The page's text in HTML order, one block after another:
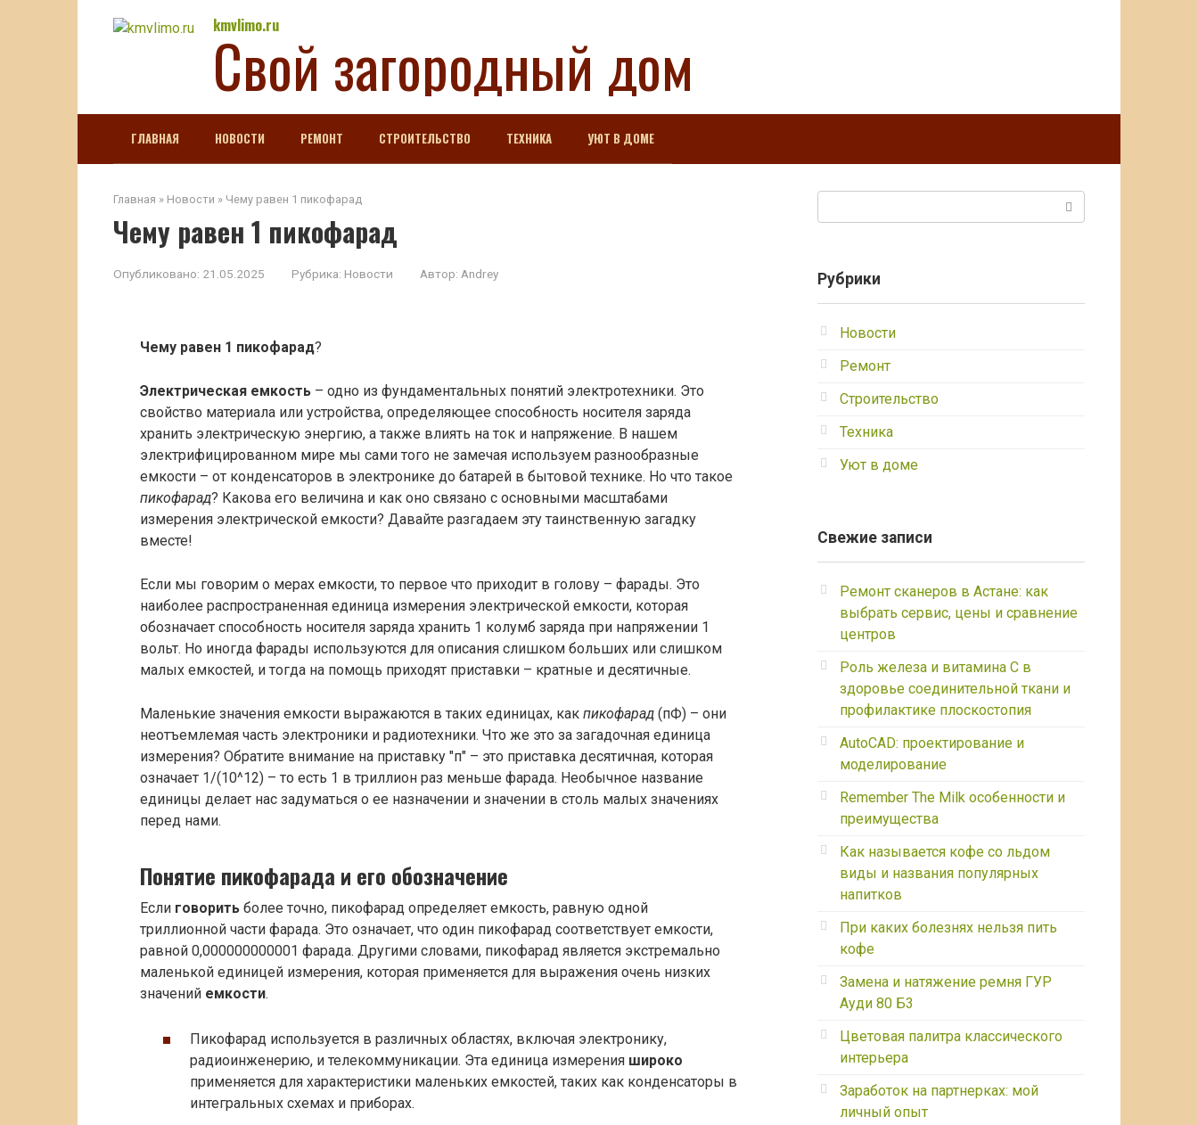
kmvlimo.ru
Свой загородный дом
ГЛАВНАЯ НОВОСТИ РЕМОНТ СТРОИТЕЛЬСТВО ТЕХНИКА УЮТ В ДОМЕ
Главная » Новости » Чему равен 1 пикофарад
Чему равен 1 пикофарад
Опубликовано: 21.05.2025 Рубрика: Новости Автор: Andrey
Чему равен 1 пикофарад?
Электрическая емкость – одно из фундаментальных понятий электротехники. Это
свойство материала или устройства, определяющее способность носителя заряда
хранить электрическую энергию, а также влиять на ток и напряжение. В нашем
электрифицированном мире мы сами того не замечая используем разнообразные
емкости – от конденсаторов в электронике до батарей в бытовой технике. Но что такое
пикофарад? Какова его величина и как оно связано с основными масштабами
измерения электрической емкости? Давайте разгадаем эту таинственную загадку
вместе!
Если мы говорим о мерах емкости, то первое что приходит в голову – фарады. Это
наиболее распространенная единица измерения электрической емкости, которая
обозначает способность носителя заряда хранить 1 колумб заряда при напряжении 1
вольт. Но иногда фарады используются для описания слишком больших или слишком
малых емкостей, и тогда на помощь приходят приставки – кратные и десятичные.
Маленькие значения емкости выражаются в таких единицах, как пикофарад (пФ) – они
неотъемлемая часть электроники и радиотехники. Что же это за загадочная единица
измерения? Обратите внимание на приставку "п" – это приставка десятичная, которая
означает 1/(10^12) – то есть 1 в триллион раз меньше фарада. Необычное название
единицы делает нас задуматься о ее назначении и значении в столь малых значениях
перед нами.
Понятие пикофарада и его обозначение
Если говорить более точно, пикофарад определяет емкость, равную одной
триллионной части фарада. Это означает, что один пикофарад соответствует емкости,
равной 0,000000000001 фарада. Другими словами, пикофарад является экстремально
маленькой единицей измерения, которая применяется для выражения очень низких
значений емкости.
Пикофарад используется в различных областях, включая электронику,
радиоинженерию, и телекоммуникации. Эта единица измерения широко
применяется для характеристики маленьких емкостей, таких как конденсаторы в
интегральных схемах и приборах.
Рубрики
Новости
Ремонт
Строительство
Техника
Уют в доме
Свежие записи
Ремонт сканеров в Астане: как
выбрать сервис, цены и сравнение
центров
Роль железа и витамина С в
здоровье соединительной ткани и
профилактике плоскостопия
AutoCAD: проектирование и
моделирование
Remember The Milk особенности и
преимущества
Как называется кофе со льдом
виды и названия популярных
напитков
При каких болезнях нельзя пить
кофе
Замена и натяжение ремня ГУР
Ауди 80 Б3
Цветовая палитра классического
интерьера
Заработок на партнерках: мой
личный опыт